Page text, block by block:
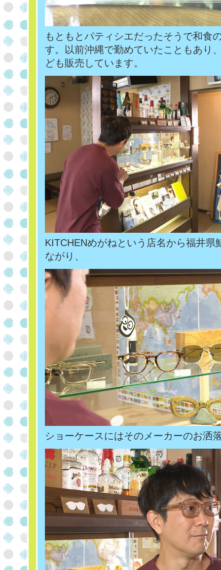
もともとパティシエだったそうで和食
す。以前沖縄で勤めていたこともあり
ども販売しています。
KITCHENめがねという店名から福井県
ながり、
ショーケースにはそのメーカーのお洒